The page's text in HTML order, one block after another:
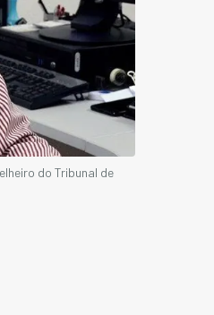
do Tribunal de